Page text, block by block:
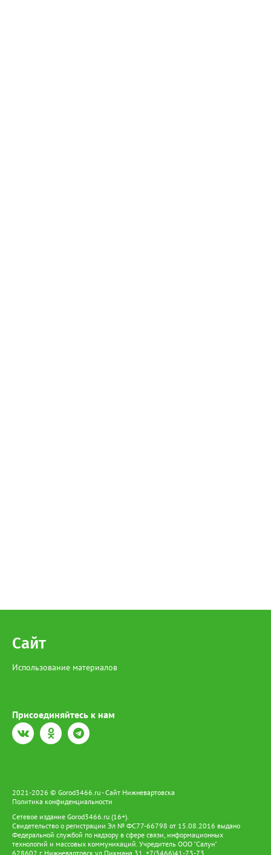
Сайт
Использование материалов
Присоединяйтесь к нам
2021-2026 © Gorod3466.ru - Сайт Нижневартовска
Политика конфиденциальности
Сетевое издание Gorod3466.ru (16+).
Свидетельство о регистрации Эл № ФС77-66798 от 15.08.2016 выдано
Федеральной службой по надзору в сфере связи, информационных
технологий и массовых коммуникаций. Учредитель ООО "Салун"
628602 г. Нижневартовск ул.Пикмана 31. +7(3466)41-73-73